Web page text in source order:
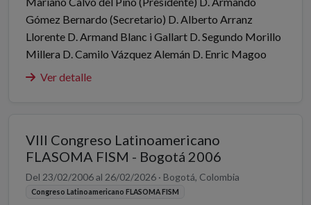
Gómez Bernardo (Secretario) D. Alberto Arranz
Llorente D. Armand Blanc i Gallart D. Segundo Morillo
Millera D. Camilo Vázquez Alemán D. Enric Magoo
Ver detalle
VIII Congreso Latinoamericano
FLASOMA FISM - Bogotá 2006
Del 23/02/2006 al 26/02/2026 · Bogotá, Colombia
Congreso Latinoamericano FLASOMA FISM